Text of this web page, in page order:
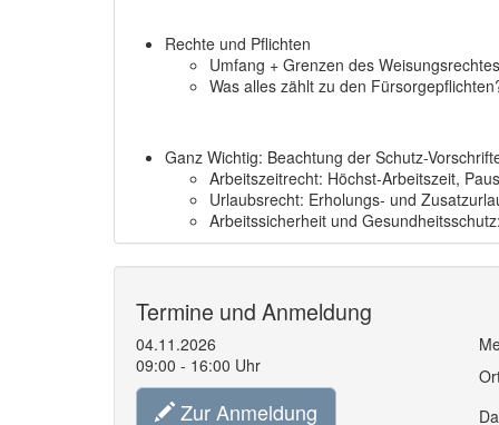
Rechte und Pflichten
Umfang + Grenzen des
Was alles zählt zu den
Ganz Wichtig: Beachtung der Schutz-
Arbeitszeitrecht: Höchst-Arbeitszeit,
Urlaubsrecht: Erholungs- und
Arbeitssicherheit und
Termine und Anmeldung
04.11.2026
09:00 - 16:00 Uhr
Zur Anmeldung